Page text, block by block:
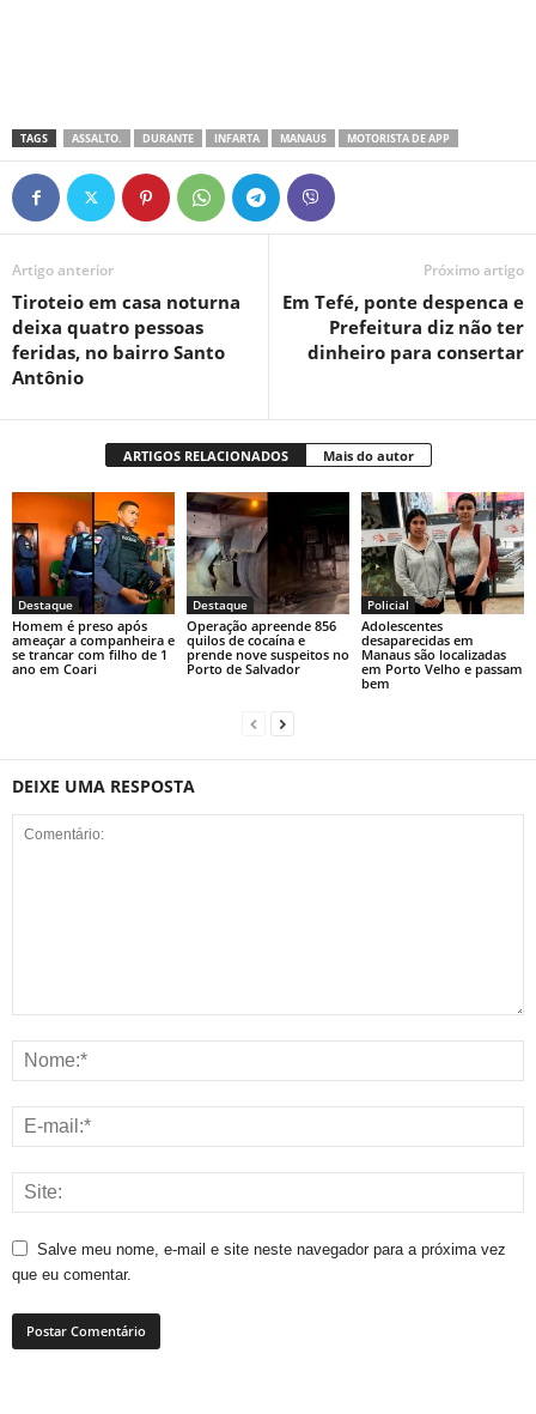
TAGS ASSALTO. DURANTE INFARTA MANAUS MOTORISTA DE APP
Artigo anterior
Tiroteio em casa noturna
deixa quatro pessoas
feridas, no bairro Santo
Antônio
Próximo artigo
Em Tefé, ponte despenca e
Prefeitura diz não ter
dinheiro para consertar
ARTIGOS RELACIONADOS Mais do autor
Destaque
Homem é preso após
ameaçar a companheira e
se trancar com filho de 1
ano em Coari
Destaque
Operação apreende 856
quilos de cocaína e
prende nove suspeitos no
Porto de Salvador
Policial
Adolescentes
desaparecidas em
Manaus são localizadas
em Porto Velho e passam
bem
DEIXE UMA RESPOSTA
Salve meu nome, e-mail e site neste navegador para a próxima vez
que eu comentar.